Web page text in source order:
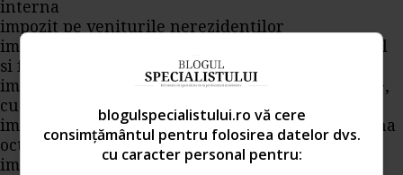
interna
impozit pe veniturile nerezidentilor
impozit pe salarii (OP separat pentru Sediu Social
si fiecare sediu secundar, daca este cazul)
impozit pe veniturile din activitati independente,
cu regim de retinere la sursa
impozit pe veniturile din dividende platite in luna
octombrie 2013
impozit pe veniturile din dobanzi
blogulspecialistului.ro vă cere
consimțământul pentru folosirea datelor dvs.
cu caracter personal pentru: